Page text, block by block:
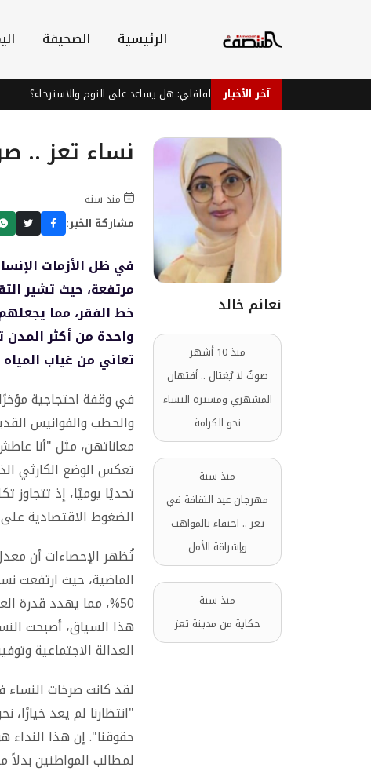
الرئيسية الصحيفة
آخر الأخبار
شاي النعناع الفلفلي: هل يساعد على النوم والاسترخاء؟
نعائم خالد
منذ 10 أشهر
صوتٌ لا يُغتال .. أفتهان
المشهري ومسيرة النساء
نحو الكرامة
منذ سنة
مهرجان عيد الثقافة في
تعز .. احتفاء بالمواهب
وإشراقة الأمل
منذ سنة
حكاية من مدينة تعز
نساء تعز ..
منذ سنة
مشاركة الخبر:
في ظل الأزمات
خط الفقر، مما
واحدة من أكثر
تعاني من غياب
في وقفة احتجاجية
والحطب والفوانيس
معاناتهن، مثل "أنا
تعكس الوضع الكارثي
تحديًا يوميًا، إذ تتجاوز
الضغوط الاقتصادية على
تُظهر الإحصاءات أن
الماضية، حيث ارتفعت
50%، مما يهدد قدرة
هذا السياق، أصبحت
العدالة الاجتماعية
لقد كانت صرخات النساء
"انتظارنا لم يعد
حقوقنا". إن هذا
لمطالب المواطنين بدلاً